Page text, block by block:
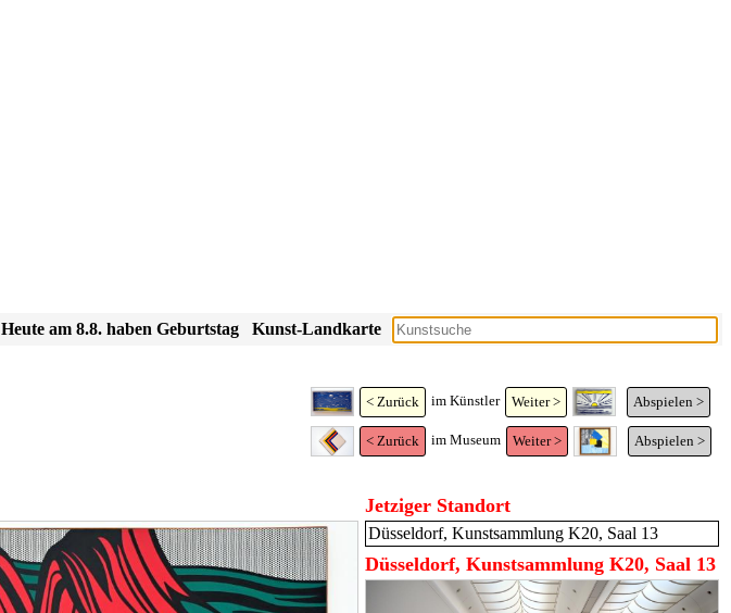
Kunst-Landkarte
Heute am 8.8. haben Geburtstag
< Zurück im Künstler Weiter > Abspielen >
< Zurück im Museum Weiter > Abspielen >
Jetziger Standort
Düsseldorf, Kunstsammlung K20, Saal 13
Düsseldorf, Kunstsammlung K20, Saal 13